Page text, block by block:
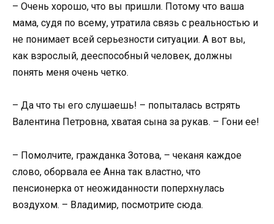
– Очень хорошо, что вы пришли. Потому что ваша
мама, судя по всему, утратила связь с реальностью и
не понимает всей серьезности ситуации. А вот вы,
как взрослый, дееспособный человек, должны
понять меня очень четко.
– Да что ты его слушаешь! – попыталась встрять
Валентина Петровна, хватая сына за рукав. – Гони ее!
– Помолчите, гражданка Зотова, – чеканя каждое
слово, оборвала ее Анна так властно, что
пенсионерка от неожиданности поперхнулась
воздухом. – Владимир, посмотрите сюда.